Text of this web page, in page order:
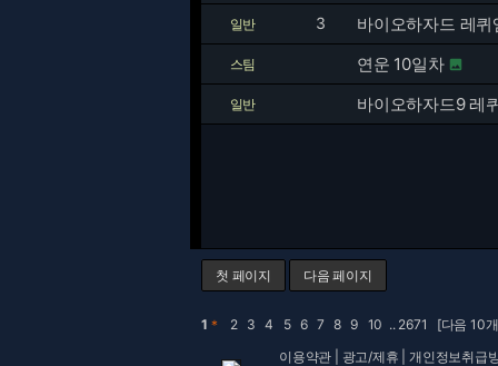
일반 3 바이오하자드 레
스팀 연운 10일차 
일반 바이오하자드9 레
첫 페이지 다음 페이지
1 ＊ 2 3 4 5 6 7 8 9 10 ..2671
[다음 10
이용약관
광고/제휴 |개인정보취급